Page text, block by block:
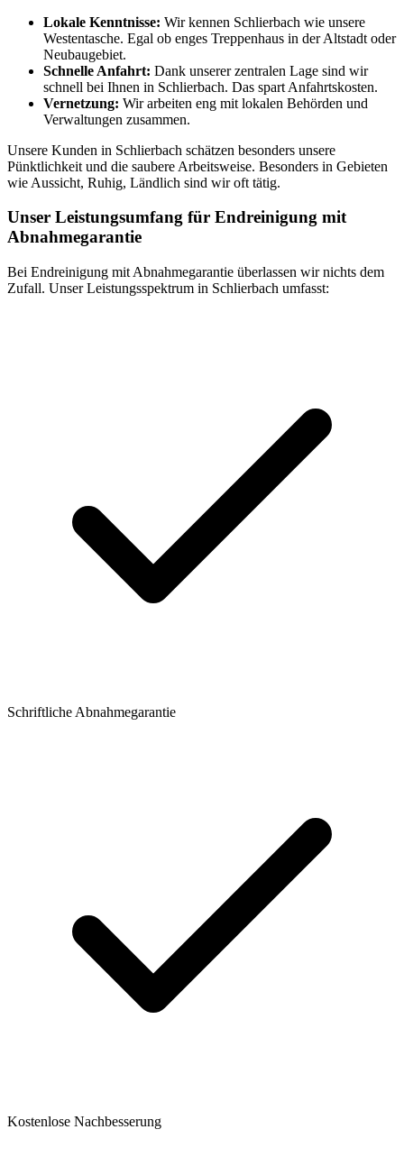
Lokale Kenntnisse: Wir kennen Schlierbach wie unsere
Westentasche. Egal ob enges Treppenhaus in der Altstadt oder
Neubaugebiet.
Schnelle Anfahrt: Dank unserer zentralen Lage sind wir
schnell bei Ihnen in Schlierbach. Das spart Anfahrtskosten.
Vernetzung: Wir arbeiten eng mit lokalen Behörden und
Verwaltungen zusammen.
Unsere Kunden in Schlierbach schätzen besonders unsere
Pünktlichkeit und die saubere Arbeitsweise. Besonders in Gebieten
wie Aussicht, Ruhig, Ländlich sind wir oft tätig.
Unser Leistungsumfang für Endreinigung mit
Abnahmegarantie
Bei Endreinigung mit Abnahmegarantie überlassen wir nichts dem
Zufall. Unser Leistungsspektrum in Schlierbach umfasst:
Schriftliche Abnahmegarantie
Kostenlose Nachbesserung